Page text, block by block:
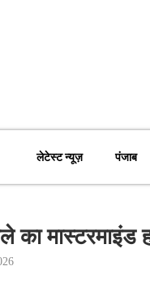
लेटेस्ट न्यूज़ पंजाब
का मास्टरमाइंड